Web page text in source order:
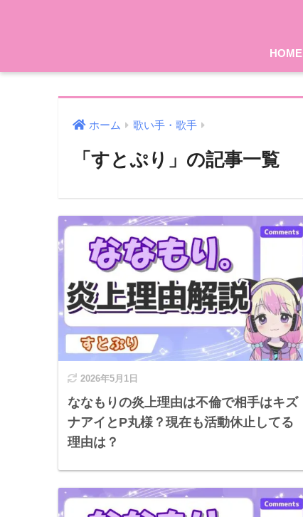
HOME
ホーム 歌い手・歌手
「すとぷり」の記事一覧
2026年5月1日
ななもりの炎上理由は不倫で相手はキズ
ナアイとP丸様？現在も活動休止してる
理由は？